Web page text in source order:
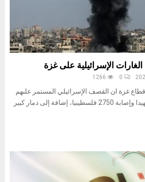
0
1266
غزة ان القصف الإسرائيلي المستمر علىهم
أسفر عن مقتل 510 شهيدا وإصابة 2750 فلسطينيا، إضافة إلى دمار كبير